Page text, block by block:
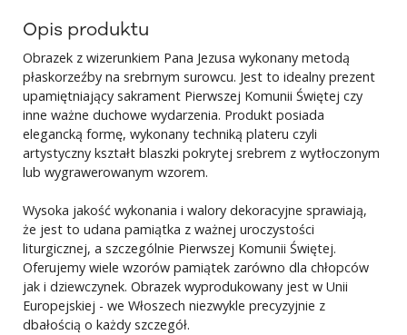
Opis produktu
Obrazek z wizerunkiem Pana Jezusa wykonany metodą
płaskorzeźby na srebrnym surowcu. Jest to idealny prezent
upamiętniający sakrament Pierwszej Komunii Świętej czy
inne ważne duchowe wydarzenia. Produkt posiada
elegancką formę, wykonany techniką plateru czyli
artystyczny kształt blaszki pokrytej srebrem z wytłoczonym
lub wygrawerowanym wzorem.
Wysoka jakość wykonania i walory dekoracyjne sprawiają,
że jest to udana pamiątka z ważnej uroczystości
liturgicznej, a szczególnie Pierwszej Komunii Świętej.
Oferujemy wiele wzorów pamiątek zarówno dla chłopców
jak i dziewczynek. Obrazek wyprodukowany jest w Unii
Europejskiej - we Włoszech niezwykle precyzyjnie z
dbałością o każdy szczegół.